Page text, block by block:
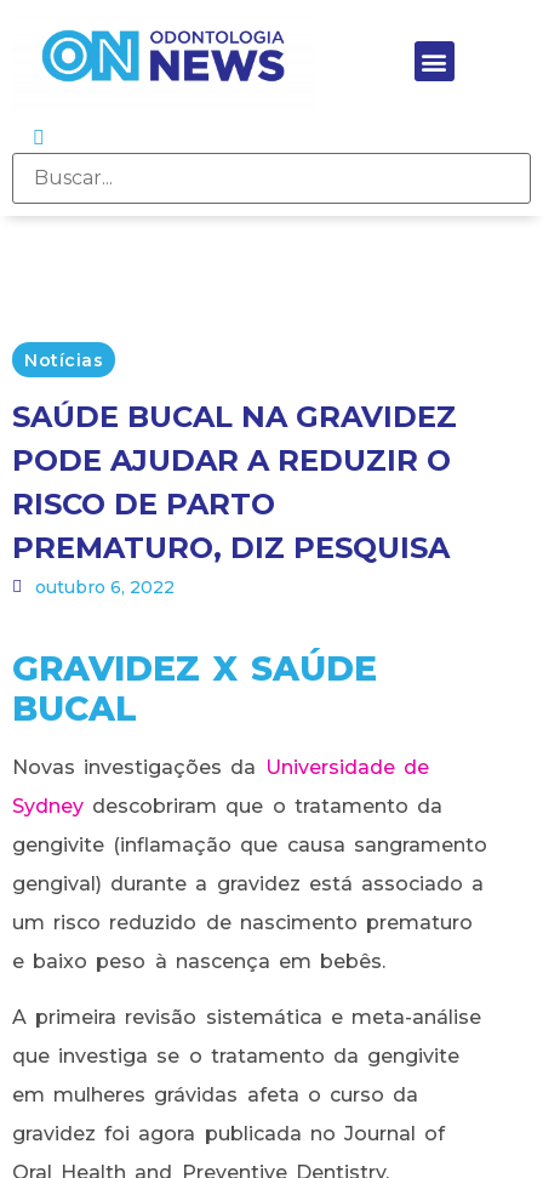
Notícias
SAÚDE BUCAL NA GRAVIDEZ
PODE AJUDAR A REDUZIR O
RISCO DE PARTO
PREMATURO, DIZ PESQUISA
outubro 6, 2022
GRAVIDEZ X SAÚDE
BUCAL
Novas investigações da Universidade de
Sydney descobriram que o tratamento da
gengivite (inflamação que causa sangramento
gengival) durante a gravidez está associado a
um risco reduzido de nascimento prematuro
e baixo peso à nascença em bebês.
A primeira revisão sistemática e meta-análise
que investiga se o tratamento da gengivite
em mulheres grávidas afeta o curso da
gravidez foi agora publicada no Journal of
Oral Health and Preventive Dentistry.